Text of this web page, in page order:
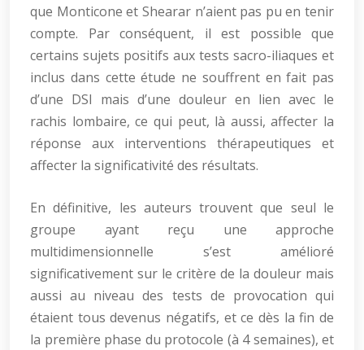
que Monticone et Shearar n’aient pas pu en tenir
compte. Par conséquent, il est possible que
certains sujets positifs aux tests sacro-iliaques et
inclus dans cette étude ne souffrent en fait pas
d’une DSI mais d’une douleur en lien avec le
rachis lombaire, ce qui peut, là aussi, affecter la
réponse aux interventions thérapeutiques et
affecter la significativité des résultats.
En définitive, les auteurs trouvent que seul le
groupe ayant reçu une approche
multidimensionnelle s’est amélioré
significativement sur le critère de la douleur mais
aussi au niveau des tests de provocation qui
étaient tous devenus négatifs, et ce dès la fin de
la première phase du protocole (à 4 semaines), et